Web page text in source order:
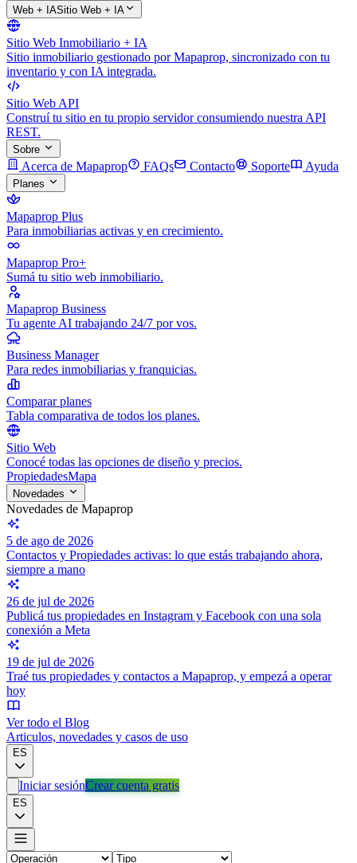
Web + IASitio Web + IA
Sitio Web Inmobiliario + IA
Sitio inmobiliario gestionado por Mapaprop, sincronizado con tu
inventario y con IA integrada.
Sitio Web API
Construí tu sitio en tu propio servidor consumiendo nuestra API
REST.
Sobre
Acerca de Mapaprop FAQs Contacto Soporte Ayuda
Planes
Mapaprop Plus
Para inmobiliarias activas y en crecimiento.
Mapaprop Pro+
Sumá tu sitio web inmobiliario.
Mapaprop Business
Tu agente AI trabajando 24/7 por vos.
Business Manager
Para redes inmobiliarias y franquicias.
Comparar planes
Tabla comparativa de todos los planes.
Sitio Web
Conocé todas las opciones de diseño y precios.
PropiedadesMapa
Novedades
Novedades de Mapaprop
5 de ago de 2026
Contactos y Propiedades activas: lo que estás trabajando ahora,
siempre a mano
26 de jul de 2026
Publicá tus propiedades en Instagram y Facebook con una sola
conexión a Meta
19 de jul de 2026
Traé tus propiedades y contactos a Mapaprop, y empezá a operar
hoy
Ver todo el Blog
Articulos, novedades y casos de uso
ES
Iniciar sesiónCrear cuenta gratis
ES